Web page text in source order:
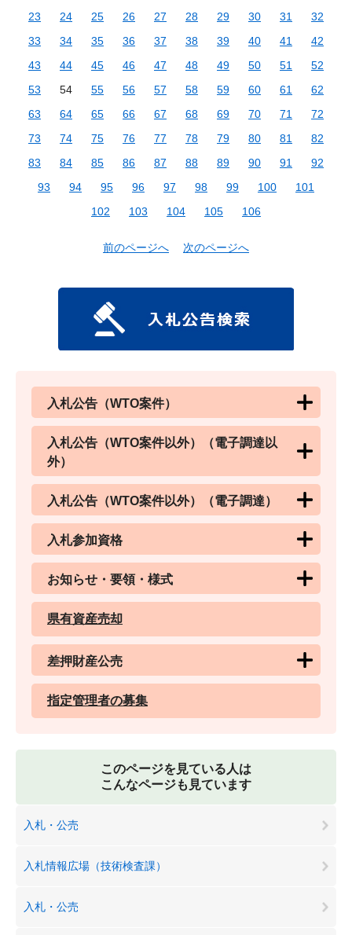
23
24 25 26 27 28 29 30 31
32
33
34 35 36 37 38 39 40 41
42
43
44 45 46 47 48 49 50 51
52
53
54 55 56 57 58 59 60 61
62
63
64 65 66 67 68 69 70 71
72
73
74 75 76 77 78 79 80 81
82
83
84 85 86 87 88 89 90 91
92
93
94 95 96 97 98 99 100
101
102
103 104 105 106
前のページへ 次のページへ
入札公告（WTO案件）
入札公告（WTO案件以外）（電子調達以
外）
入札公告（WTO案件以外）（電子調達）
入札参加資格
お知らせ・要領・様式
県有資産売却
差押財産公売
指定管理者の募集
このページを見ている人は
こんなページも見ています
入札・公売
入札情報広場（技術検査課）
入札・公売